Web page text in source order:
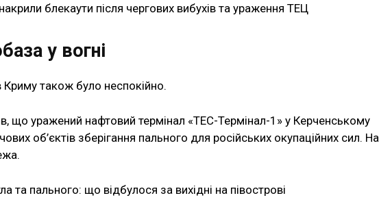
блекаути після чергових вибухів та ураження ТЕЦ
у вогні
Криму також було неспокійно.
що уражений нафтовий термінал «ТЕС-Термінал-1» у Керченському
об’єктів зберігання пального для російських окупаційних сил. На